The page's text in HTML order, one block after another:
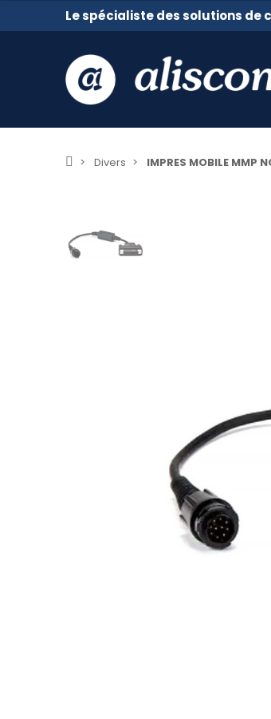
Le spécialiste des solutions de
Divers IMPRES MOBILE MMP